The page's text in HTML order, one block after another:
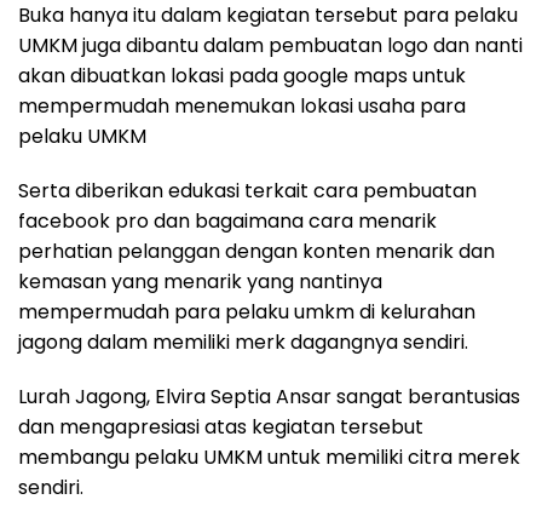
Buka hanya itu dalam kegiatan tersebut para pelaku
UMKM juga dibantu dalam pembuatan logo dan nanti
akan dibuatkan lokasi pada google maps untuk
mempermudah menemukan lokasi usaha para
pelaku UMKM
Serta diberikan edukasi terkait cara pembuatan
facebook pro dan bagaimana cara menarik
perhatian pelanggan dengan konten menarik dan
kemasan yang menarik yang nantinya
mempermudah para pelaku umkm di kelurahan
jagong dalam memiliki merk dagangnya sendiri.
Lurah Jagong, Elvira Septia Ansar sangat berantusias
dan mengapresiasi atas kegiatan tersebut
membangu pelaku UMKM untuk memiliki citra merek
sendiri.